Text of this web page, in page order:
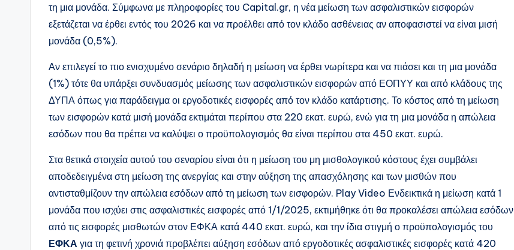
τη μια μονάδα. Σύμφωνα με πληροφορίες του Capital.gr, η νέα μείωση των ασφαλιστικών εισφορών
εξετάζεται να έρθει εντός του 2026 και να προέλθει από τον κλάδο ασθένειας αν αποφασιστεί να είναι μισή
μονάδα (0,5%).
Αν επιλεγεί το πιο ενισχυμένο σενάριο δηλαδή η μείωση να έρθει νωρίτερα και να πιάσει και τη μια μονάδα
(1%) τότε θα υπάρξει συνδυασμός μείωσης των ασφαλιστικών εισφορών από ΕΟΠΥΥ και από κλάδους της
ΔΥΠΑ όπως για παράδειγμα οι εργοδοτικές εισφορές από τον κλάδο κατάρτισης. Το κόστος από τη μείωση
των εισφορών κατά μισή μονάδα εκτιμάται περίπου στα 220 εκατ. ευρώ, ενώ για τη μια μονάδα η απώλεια
εσόδων που θα πρέπει να καλύψει ο προϋπολογισμός θα είναι περίπου στα 450 εκατ. ευρώ.
Στα θετικά στοιχεία αυτού του σεναρίου είναι ότι η μείωση του μη μισθολογικού κόστους έχει συμβάλει
αποδεδειγμένα στη μείωση της ανεργίας και στην αύξηση της απασχόλησης και των μισθών που
αντισταθμίζουν την απώλεια εσόδων από τη μείωση των εισφορών. Play Video Ενδεικτικά η μείωση κατά 1
μονάδα που ισχύει στις ασφαλιστικές εισφορές από 1/1/2025, εκτιμήθηκε ότι θα προκαλέσει απώλεια εσόδων
από τις εισφορές μισθωτών στον ΕΦΚΑ κατά 440 εκατ. ευρώ, και την ίδια στιγμή ο προϋπολογισμός του
ΕΦΚΑ για τη φετινή χρονιά προβλέπει αύξηση εσόδων από εργοδοτικές ασφαλιστικές εισφορές κατά 420